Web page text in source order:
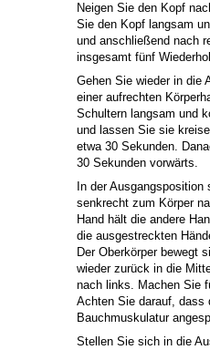
Neigen Sie den Kopf
Sie den Kopf langsam
und anschließend nach
insgesamt fünf
Gehen Sie wieder in die
einer aufrechten
Schultern langsam und
und lassen Sie sie
etwa 30 Sekunden.
30 Sekunden vorwärts.
In der
senkrecht zum Körper
Hand hält die andere
die ausgestreckten
Der Oberkörper bewegt
wieder zurück in die
nach links. Machen Sie
Achten Sie darauf, dass
Bauchmuskulatur
Stellen Sie sich in die